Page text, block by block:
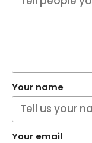
Your name
Your email